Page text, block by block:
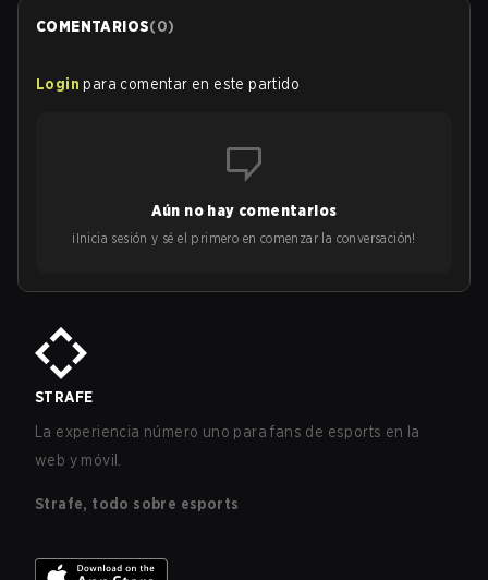
COMENTARIOS(0)
Login para comentar en este partido
Aún no hay comentarios
¡Inicia sesión y sé el primero en comenzar la conversación!
STRAFE
La experiencia número uno para fans de esports en la
web y móvil.
Strafe, todo sobre esports